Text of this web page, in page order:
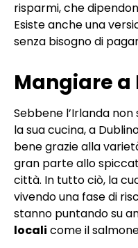
risparmi, che
Esiste anche una
senza bisogno di
Mangiare a
Sebbene l’Irlanda
la sua cucina, a
bene grazie alla
gran parte allo
città. In tutto ciò, la
vivendo una fase di
stanno puntando su
locali come il